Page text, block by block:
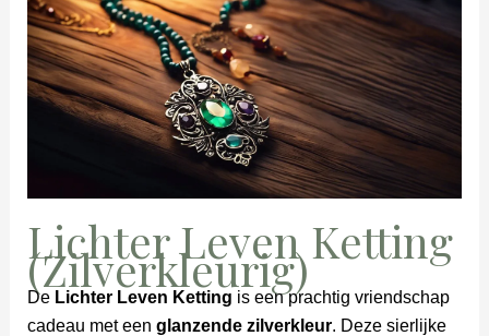
Lichter Leven Ketting
(Zilverkleurig)
De Lichter Leven Ketting is een prachtig vriendschap
cadeau met een glanzende zilverkleur. Deze sierlijke